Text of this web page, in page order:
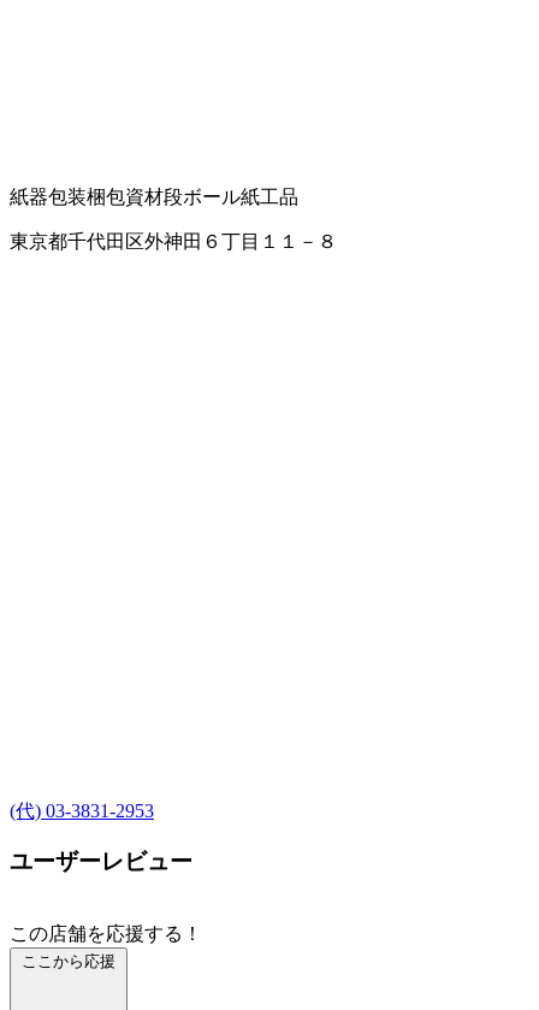
紙器包装梱包資材段ボール紙工品
東京都千代田区外神田６丁目１１－８
(代) 03-3831-2953
ユーザーレビュー
この店舗を応援する！
ここから応援